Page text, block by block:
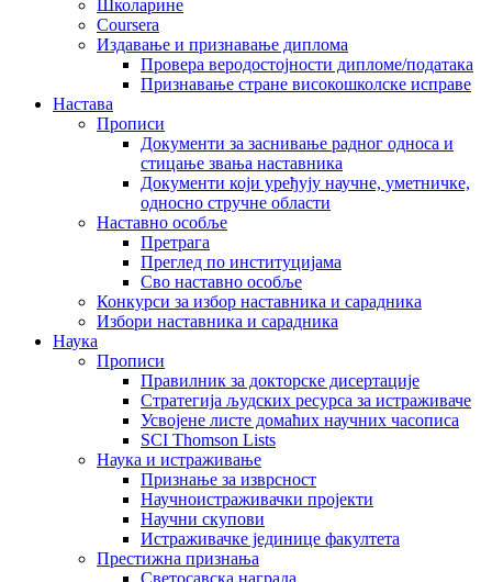
Школарине
Coursera
Издавање и признавање диплома
Провера веродостојности дипломе/података
Признавање стране високошколске исправе
Настава
Прописи
Документи за заснивање радног односа и
стицање звања наставника
Документи који уређују научне, уметничке,
односно стручне области
Наставно особље
Претрага
Преглед по институцијама
Сво наставно особље
Конкурси за избор наставника и сарадника
Избори наставника и сарадника
Наука
Прописи
Правилник за докторске дисертације
Стратегија људских ресурса за истраживаче
Усвојене листе домаћих научних часописа
SCI Thomson Lists
Наука и истраживање
Признање за изврсност
Научноистраживачки пројекти
Научни скупови
Истраживачке јединице факултета
Престижна признања
Светосавска награда